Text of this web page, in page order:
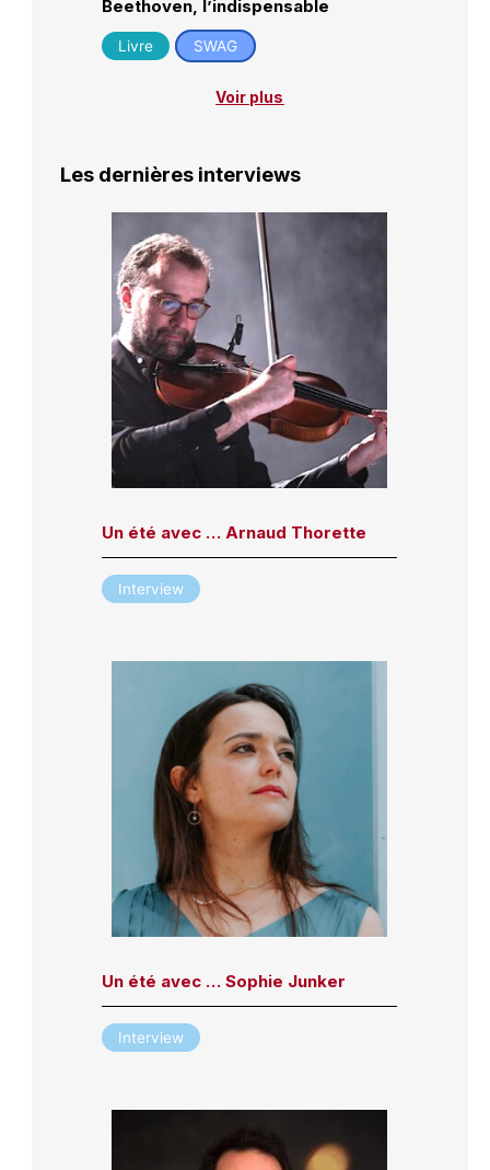
Beethoven, l’indispensable
Livre SWAG
Voir plus
Les dernières interviews
Un été avec … Arnaud Thorette
Interview
Un été avec … Sophie Junker
Interview